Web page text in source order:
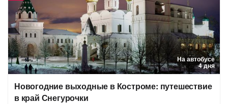
На автобусе
4 дня
Новогодние выходные в Костроме: путешествие
в край Снегурочки